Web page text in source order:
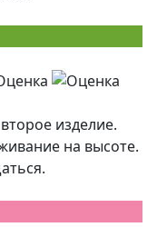
изделие.
на высоте.